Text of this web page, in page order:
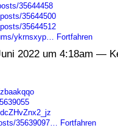
35644458
35644500
35644512
ykrnsxyp…
Fortfahren
2022 um 4:18am —
35639097…
Fortfahren